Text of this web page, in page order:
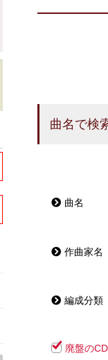
曲名で検
曲名
作曲家名
編成分類
廃盤の